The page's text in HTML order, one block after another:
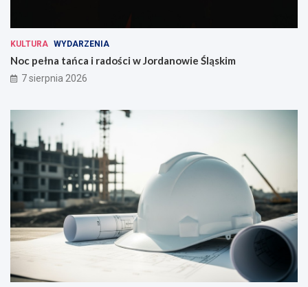
KULTURA WYDARZENIA
Noc pełna tańca i radości w Jordanowie Śląskim
7 sierpnia 2026